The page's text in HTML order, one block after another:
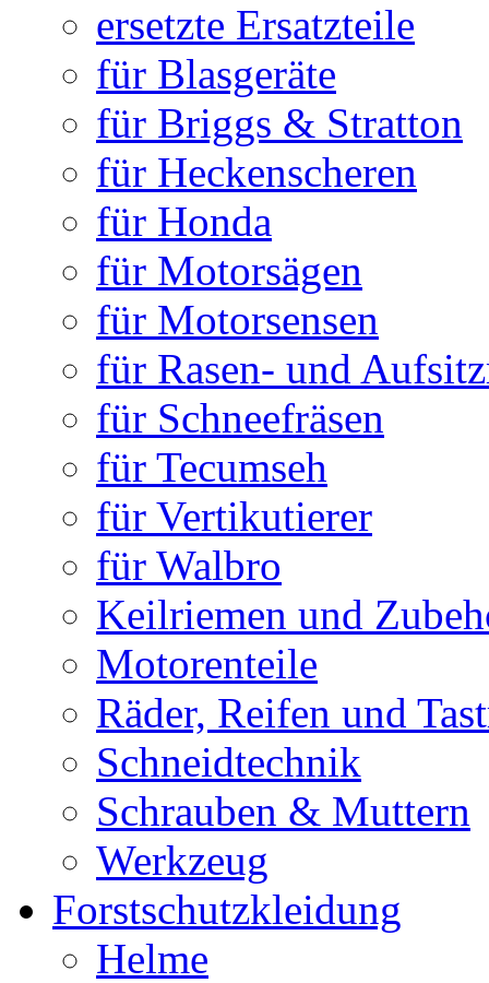
ersetzte Ersatzteile
für Blasgeräte
für Briggs & Stratton
für Heckenscheren
für Honda
für Motorsägen
für Motorsensen
für Rasen- und
für Schneefräsen
für Tecumseh
für Vertikutierer
für Walbro
Keilriemen und
Motorenteile
Räder, Reifen und
Schneidtechnik
Schrauben & Muttern
Werkzeug
Forstschutzkleidung
Helme